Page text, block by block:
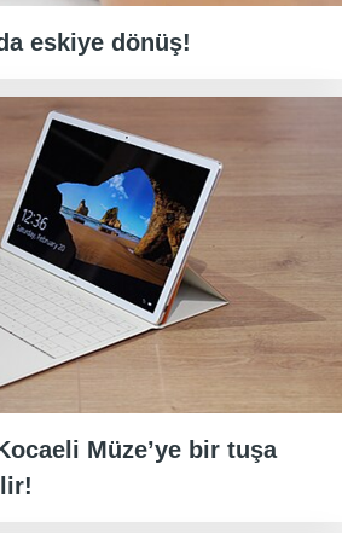
eskiye dönüş!
Müze’ye bir tuşa